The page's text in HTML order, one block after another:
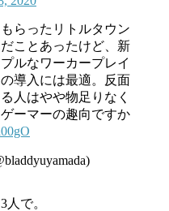
らったリトルタウン
ことあったけど、新
ルなワーカープレイ
導入には最適。反面
人はやや物足りなく
ーマーの趣向ですか
で。